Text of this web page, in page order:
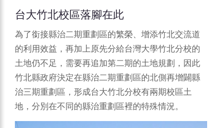
台大竹北校區落腳在此
為了銜接縣治二期重劃區的繁榮、增添竹北交流道
的利用效益，再加上原先分給台灣大學竹北分校的
土地仍不足，需要再追加第二期的土地規劃，因此
竹北縣政府決定在縣治二期重劃區的北側再增闢縣
治三期重劃區，形成台大竹北分校有兩期校區土
地，分別在不同的縣治重劃區裡的特殊情況。